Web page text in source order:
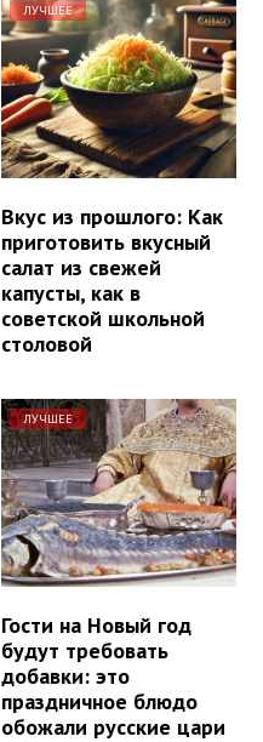
ЛУЧШЕЕ
Вкус из прошлого: Как
приготовить вкусный
салат из свежей
капусты, как в
советской школьной
столовой
ЛУЧШЕЕ
Гости на Новый год
будут требовать
добавки: это
праздничное блюдо
обожали русские цари